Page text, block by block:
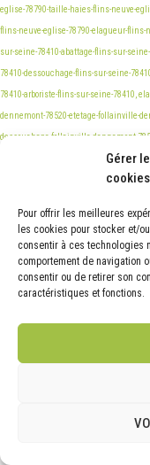
Gérer
cookies
Pour offrir les meilleures
les cookies pour stocker et/
consentir à ces technologies
comportement de navigation
consentir ou de retirer son
caractéristiques et fonctions.